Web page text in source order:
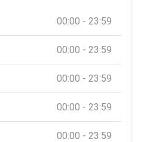
00:00 - 23:59
00:00 - 23:59
00:00 - 23:59
00:00 - 23:59
00:00 - 23:59